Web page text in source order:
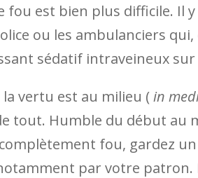
fou est bien plus difficile. Il
ou les ambulanciers qui,
sédatif intraveineux sur
vertu est au milieu (in
tout. Humble du début au
complètement fou, gardez
par votre patron.